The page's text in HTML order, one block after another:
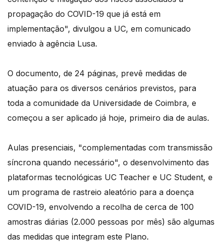
propagação do COVID-19 que já está em
implementação", divulgou a UC, em comunicado
enviado à agência Lusa.
O documento, de 24 páginas, prevê medidas de
atuação para os diversos cenários previstos, para
toda a comunidade da Universidade de Coimbra, e
começou a ser aplicado já hoje, primeiro dia de aulas.
Aulas presenciais, "complementadas com transmissão
síncrona quando necessário", o desenvolvimento das
plataformas tecnológicas UC Teacher e UC Student, e
um programa de rastreio aleatório para a doença
COVID-19, envolvendo a recolha de cerca de 100
amostras diárias (2.000 pessoas por mês) são algumas
das medidas que integram este Plano.